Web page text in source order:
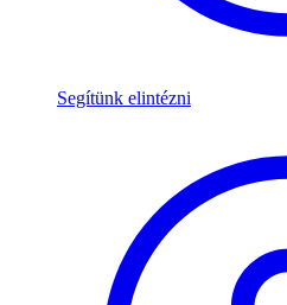
Segítünk elintézni